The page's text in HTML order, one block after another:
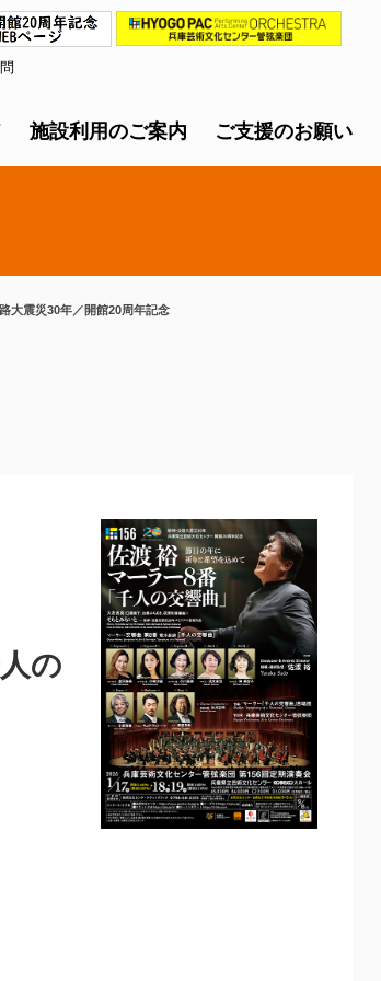
施設利用のご案内 ご支援のお願い
大震災30年／開館20周年記念
の